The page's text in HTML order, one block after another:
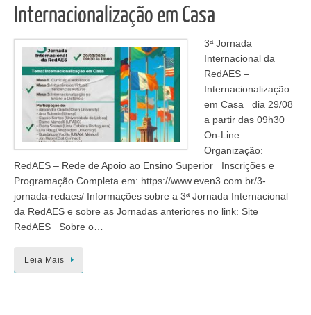
Internacionalização em Casa
3ª Jornada
Internacional da
RedAES –
Internacionalização
em Casa dia 29/08
a partir das 09h30
On-Line
Organização:
RedAES – Rede de Apoio ao Ensino Superior Inscrições e
Programação Completa em: https://www.even3.com.br/3-
jornada-redaes/ Informações sobre a 3ª Jornada Internacional
da RedAES e sobre as Jornadas anteriores no link: Site
RedAES Sobre o…
Leia Mais